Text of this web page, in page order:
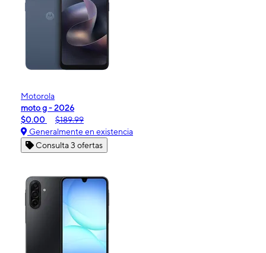
Motorola
moto g - 2026
$0.00
$189.99
Generalmente en existencia
Consulta 3 ofertas